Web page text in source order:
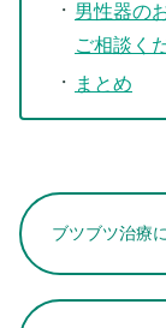
男性器の
ご相談く
まとめ
ブツブツ治療